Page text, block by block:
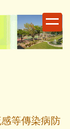
等傳染病防